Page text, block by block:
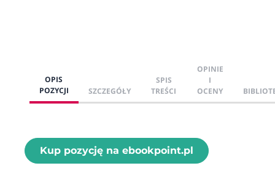
OPIS
POZYCJI
SZCZEGÓŁY
SPIS
TREŚCI
OPINIE
I
OCENY
Kup pozycję na ebookpoint.pl